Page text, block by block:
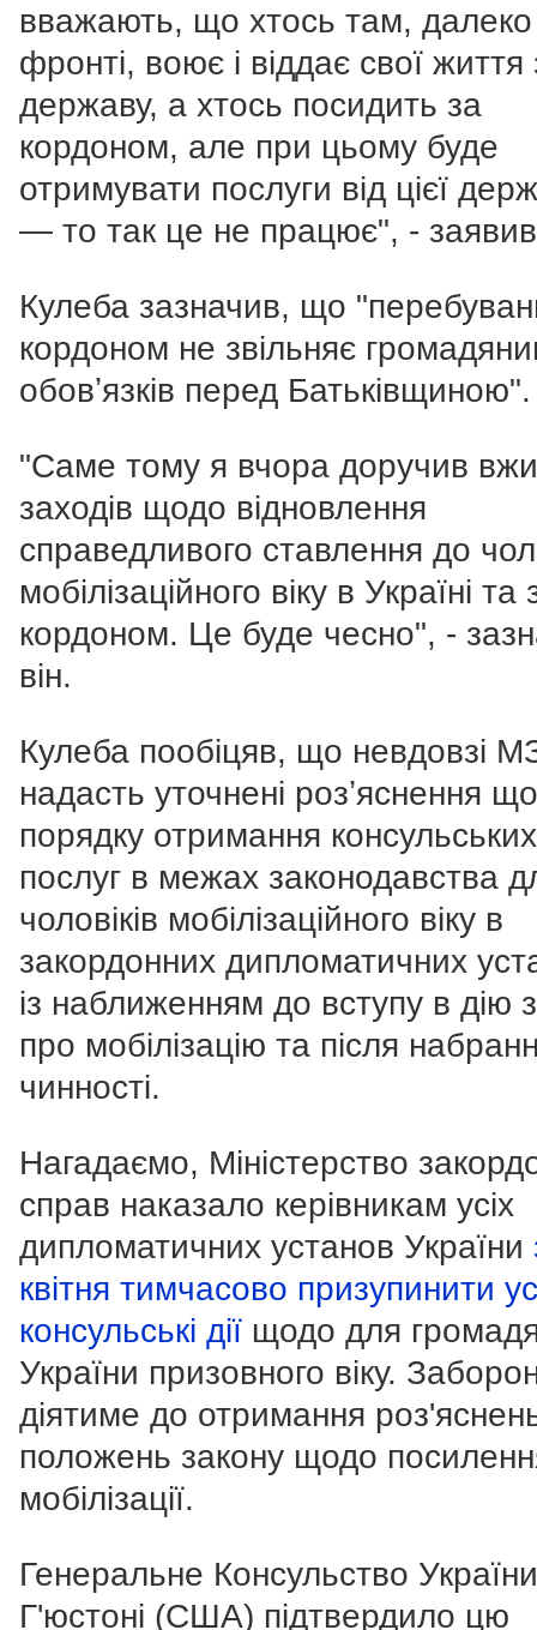
вважають, що хтось там,
фронті, воює і віддає свої
державу, а хтось посидить за
кордоном, але при цьому буде
отримувати послуги від цієї
— то так це не працює", - заявив
Кулеба зазначив, що
кордоном не звільняє
обовʼязків перед Батьківщиною".
"Саме тому я вчора доручив
заходів щодо відновлення
справедливого ставлення до
мобілізаційного віку в Україні та
кордоном. Це буде чесно", -
він.
Кулеба пообіцяв, що невдовзі
надасть уточнені розʼяснення
порядку отримання консульських
послуг в межах законодавства
чоловіків мобілізаційного віку в
закордонних дипломатичних
із наближенням до вступу в дію
про мобілізацію та після
чинності.
Нагадаємо, Міністерство
справ наказало керівникам усіх
дипломатичних установ України
квітня тимчасово призупинити
консульські дії щодо для
України призовного віку.
діятиме до отримання
положень закону щодо
мобілізації.
Генеральне Консульство
Г'юстоні (США) підтвердило цю